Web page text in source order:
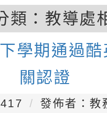
類： 教導處
學期通過
關認證
發佈者：教